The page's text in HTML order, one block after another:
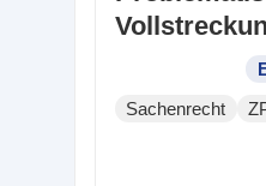
Sachenrecht